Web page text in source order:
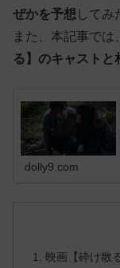
ぜかを予想 してみ
また、本記事では、
る】のキャストと
dolly9.com
映画【砕け散